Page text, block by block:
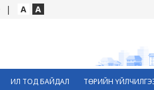
| A A
ИЛ ТОД БАЙДАЛ ТӨРИЙН